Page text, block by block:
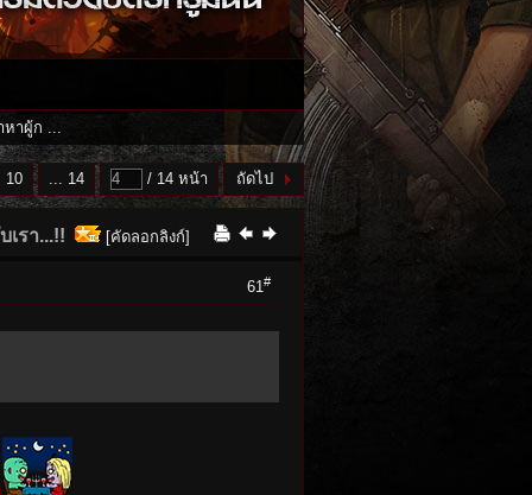
หาผู้ก ...
10 ... 14 / 14 หน้า ถัดไป
รา...!! [คัดลอกลิงก์]
61#